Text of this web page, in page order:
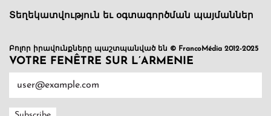
Տեղեկատվություն եւ օգտագործման պայմաններ
Բոլոր իրավունքները պաշտպանված են © FrancoMédia 2012-2025
VOTRE FENÊTRE SUR L’ARMENIE